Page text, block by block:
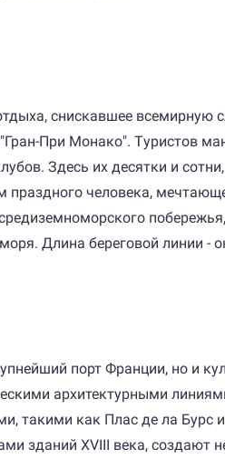
снискавшее всемирную
При Монако". Tуристов
Здесь их десятки и
человека,
Длина береговой линии
порт Франции, но и
архитектурными
такими как Плас де ла
зданий XVIII века, создают